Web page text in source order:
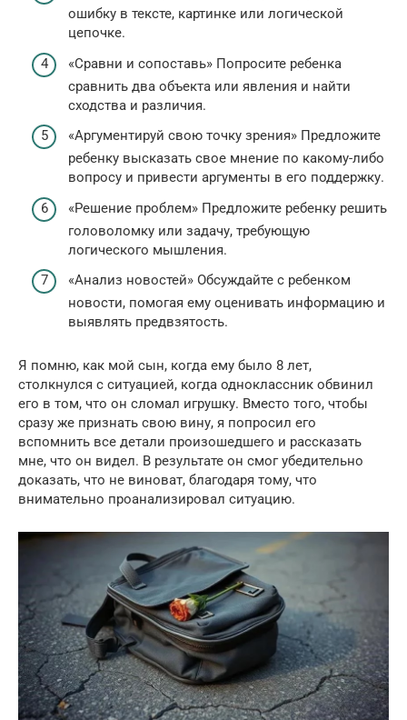
ошибку в тексте, картинке или логической
цепочке.
«Сравни и сопоставь» Попросите ребенка
сравнить два объекта или явления и найти
сходства и различия.
«Аргументируй свою точку зрения» Предложите
ребенку высказать свое мнение по какому-либо
вопросу и привести аргументы в его поддержку.
«Решение проблем» Предложите ребенку решить
головоломку или задачу, требующую
логического мышления.
«Анализ новостей» Обсуждайте с ребенком
новости, помогая ему оценивать информацию и
выявлять предвзятость.
Я помню, как мой сын, когда ему было 8 лет,
столкнулся с ситуацией, когда одноклассник обвинил
его в том, что он сломал игрушку. Вместо того, чтобы
сразу же признать свою вину, я попросил его
вспомнить все детали произошедшего и рассказать
мне, что он видел. В результате он смог убедительно
доказать, что не виноват, благодаря тому, что
внимательно проанализировал ситуацию.